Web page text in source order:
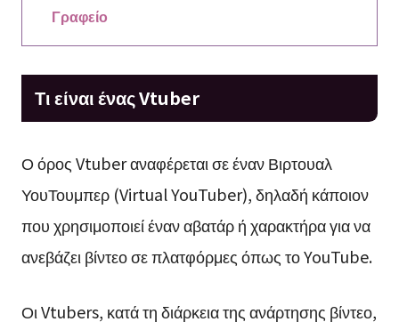
Γραφείο
Τι είναι ένας Vtuber
Ο όρος Vtuber αναφέρεται σε έναν Βιρτουαλ
ΥουΤουμπερ (Virtual YouTuber), δηλαδή κάποιον
που χρησιμοποιεί έναν αβατάρ ή χαρακτήρα για να
ανεβάζει βίντεο σε πλατφόρμες όπως το YouTube.
Οι Vtubers, κατά τη διάρκεια της ανάρτησης βίντεο,